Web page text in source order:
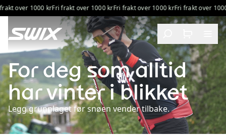
Hopp til innhold
over 1000 krFri frakt over 1000 krFri frakt over 1000 krFri frakt over 1000 kr
Rulleski for deg som alltid har vinter i blikket
For deg som alltid
har vinter i blikket
Legg grunnlaget før snøen vender tilbake.